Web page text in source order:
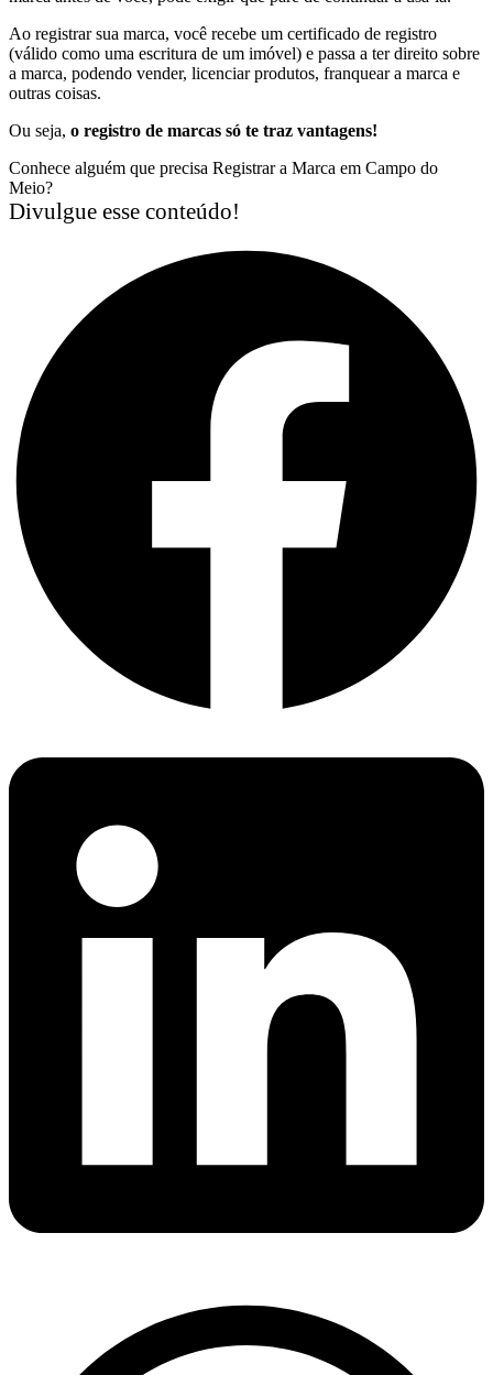
Ao registrar sua marca, você recebe um certificado de registro
(válido como uma escritura de um imóvel) e passa a ter direito sobre
a marca, podendo vender, licenciar produtos, franquear a marca e
outras coisas.
Ou seja, o registro de marcas só te traz vantagens!
Conhece alguém que precisa Registrar a Marca em Campo do
Meio?
Divulgue esse conteúdo!